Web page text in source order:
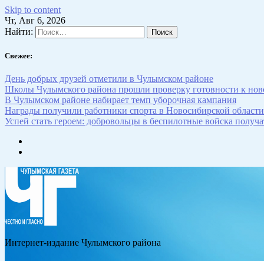
Skip to content
Чт, Авг 6, 2026
Найти:
Свежее:
День добрых друзей отметили в Чулымском районе
Школы Чулымского района прошли проверку готовности к
В Чулымском районе набирает темп уборочная кампания
Награды получили работники спорта в Новосибирской области
Успей стать героем: добровольцы в беспилотные войска
Интернет-издание Чулымского района